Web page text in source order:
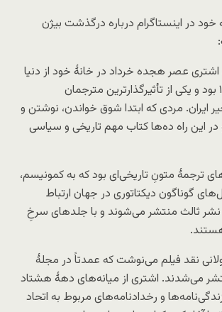
در اینستاگرام درباره درگذشت بیژن
اشتری عصر هجده خرداد در خانۀ خود از دنیا
رفت. او متولد ۱۳۳۹ بود و یکی از تأثیرگذارترین مترجمان
ایران. مردی که ابتدا شوق خواندن، نوشتن و
این راه ده‌ها کتاب مهم تاریخی و سیاسی
ترجمۀ متونِ تاریخی‌ای بود که به کمونیسم،
گوناگون دیکتاتوری در جهان ارتباط
نشر ثالث منتشر می‌شوند و با جلدهای سرخِ
نقد فیلم می‌نوشت که عمدتاً در مجلۀ
می‌شدند. اشتری از میانه‌های دهۀ هشتاد
و رخدادنامه‌های مربوط به اتحاد